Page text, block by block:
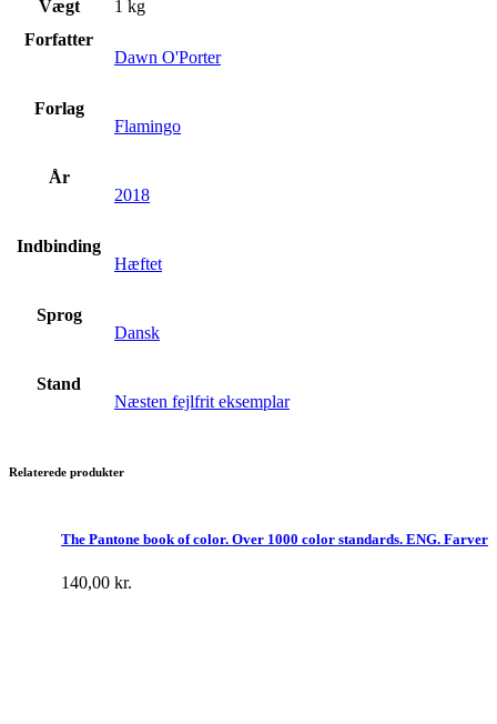
Vægt
1 kg
Forfatter
Dawn O'Porter
Forlag
Flamingo
År
2018
Indbinding
Hæftet
Sprog
Dansk
Stand
Næsten fejlfrit eksemplar
Relaterede produkter
The Pantone book of color. Over 1000 color standards. ENG. Farver
140,00 kr.